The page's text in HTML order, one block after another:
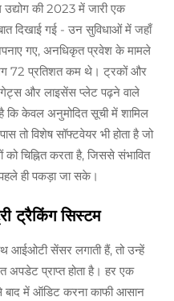
की 2023 में जारी एक
बात दिखाई गई - उन सुविधाओं में जहाँ
गए, अनधिकृत प्रवेश के मामले
72 प्रतिशत कम थे। ट्रकों और
गेट्स और लाइसेंस प्लेट पढ़ने वाले
कि केवल अनुमोदित सूची में शामिल
विशेष सॉफ्टवेयर भी होता है जो
चिह्नित करता है, जिससे संभावित
ही पकड़ा जा सके।
ट्रैकिंग सिस्टम
आईओटी सेंसर लगाती हैं, तो उन्हें
अपडेट प्राप्त होता है। हर एक
में ऑडिट करना काफी आसान